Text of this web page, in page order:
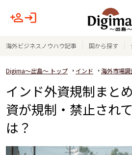
海外ビジネスノウハウ記事 国から探す
Digima～出島～ トップ インド 海外市場
インド外資規制まと
資が規制・禁止され
は？